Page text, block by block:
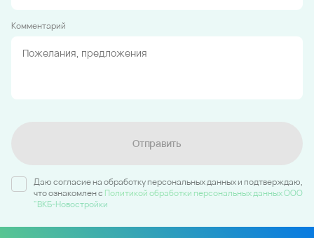
Комментарий
Отправить
Даю согласие на обработку персональных данных и подтверждаю,
что ознакомлен c Политикой обработки персональных данных ООО
"ВКБ-Новостройки